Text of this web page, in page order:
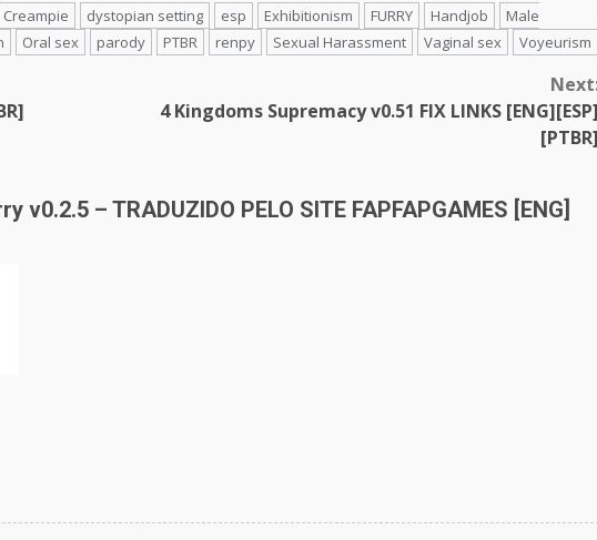
Creampie dystopian setting esp Exhibitionism FURRY Handjob
Male
Oral sex parody PTBR renpy Sexual Harassment Vaginal sex Voyeurism
4 Kingdoms Supremacy v0.51 FIX LINKS
v0.2.5 – TRADUZIDO PELO SITE FAPFAPGAMES [ENG]